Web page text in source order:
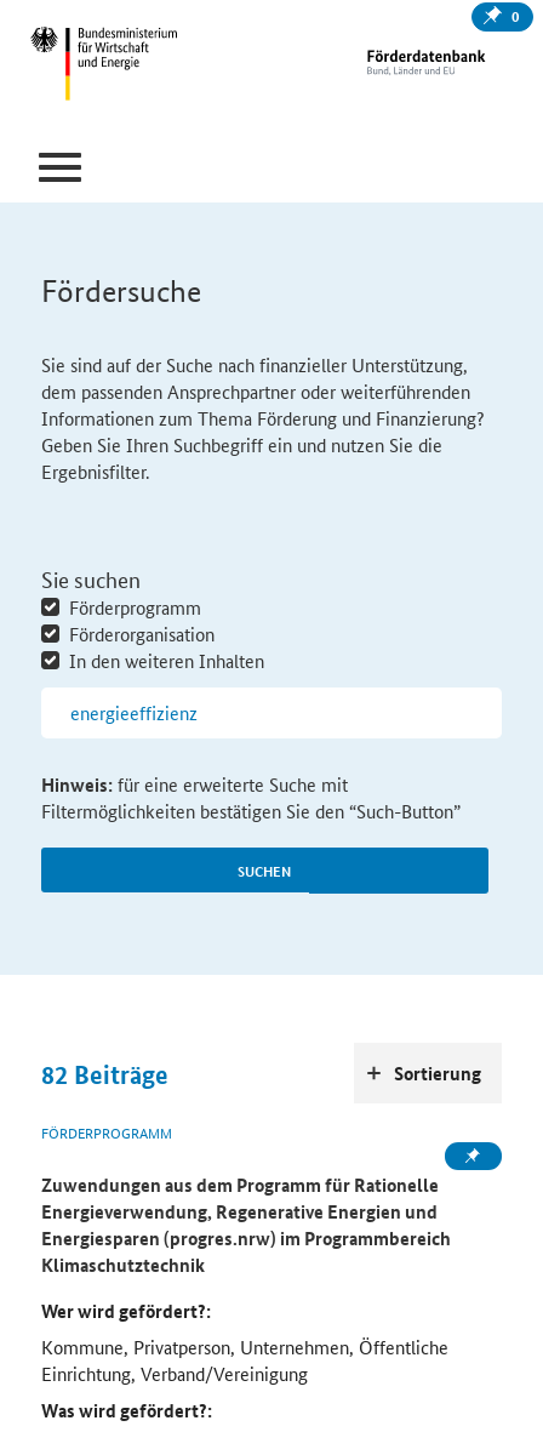
0
Fördersuche
Sie sind auf der Suche nach finanzieller Unterstützung,
dem passenden Ansprechpartner oder weiterführenden
Informationen zum Thema Förderung und Finanzierung?
Geben Sie Ihren Suchbegriff ein und nutzen Sie die
Ergebnisfilter.
Sie suchen
Förderprogramm
Förderorganisation
In den weiteren Inhalten
SUCHEN
Hinweis:für eine erweiterte Suche mit
Filtermöglichkeiten bestätigen Sie den “Such-Button”
82 Beiträge
FÖRDERPROGRAMM
Zuwendungen aus dem Programm für Rationelle
Energieverwendung, Regenerative Energien und
Energiesparen (progres.nrw) im Programmbereich
Klimaschutztechnik
Wer wird gefördert?:
Kommune, Privatperson, Unternehmen, Öffentliche
Einrichtung, Verband/Vereinigung
Was wird gefördert?:
Sortierung